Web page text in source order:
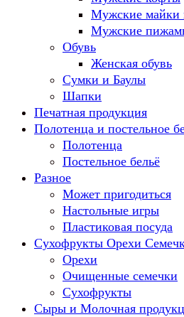
Мужские майки
Мужские
Обувь
Женская обувь
Сумки и Баулы
Шапки
Печатная продукция
Полотенца и постельное
Полотенца
Постельное бельё
Разное
Может пригодиться
Настольные игры
Пластиковая посуда
Сухофрукты Орехи
Орехи
Очищенные семечки
Сухофрукты
Сыры и Молочная